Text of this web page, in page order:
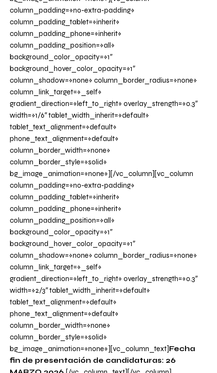
column_padding=»no-extra-padding»
column_padding_tablet=»inherit»
column_padding_phone=»inherit»
column_padding_position=»all»
background_color_opacity=»1″
background_hover_color_opacity=»1″
column_shadow=»none» column_border_radius=»none»
column_link_target=»_self»
gradient_direction=»left_to_right» overlay_strength=»0.3″
width=»1/6″ tablet_width_inherit=»default»
tablet_text_alignment=»default»
phone_text_alignment=»default»
column_border_width=»none»
column_border_style=»solid»
bg_image_animation=»none»][/vc_column][vc_column
column_padding=»no-extra-padding»
column_padding_tablet=»inherit»
column_padding_phone=»inherit»
column_padding_position=»all»
background_color_opacity=»1″
background_hover_color_opacity=»1″
column_shadow=»none» column_border_radius=»none»
column_link_target=»_self»
gradient_direction=»left_to_right» overlay_strength=»0.3″
width=»2/3″ tablet_width_inherit=»default»
tablet_text_alignment=»default»
phone_text_alignment=»default»
column_border_width=»none»
column_border_style=»solid»
bg_image_animation=»none»][vc_column_text]Fecha
fin de presentación de candidaturas: 26